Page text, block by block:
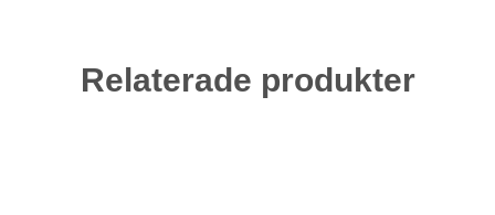
Relaterade produkter